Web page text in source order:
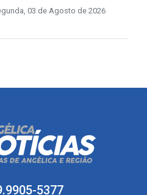
03 de Agosto de 2026
5377